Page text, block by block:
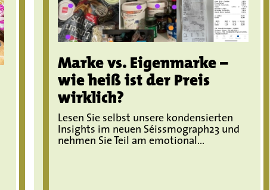
Marke vs. Eigenmarke –
wie heiß ist der Preis
wirklich?
Lesen Sie selbst unsere kondensierten
Insights im neuen Séissmograph23 und
nehmen Sie Teil am emotional...